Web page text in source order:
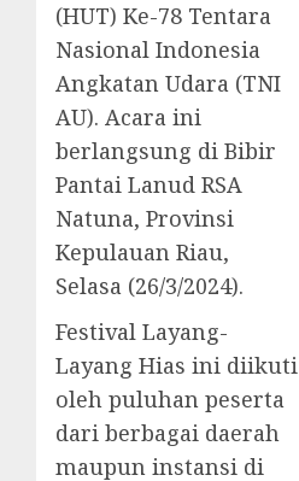
(HUT) Ke-78 Tentara
Nasional Indonesia
Angkatan Udara (TNI
AU). Acara ini
berlangsung di Bibir
Pantai Lanud RSA
Natuna, Provinsi
Kepulauan Riau,
Selasa (26/3/2024).
Festival Layang-
Layang Hias ini diikuti
oleh puluhan peserta
dari berbagai daerah
maupun instansi di